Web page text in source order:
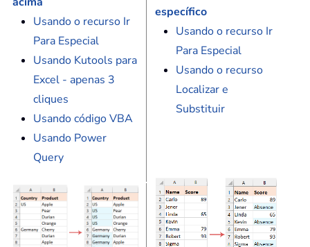
Usando o recurso Ir
Para Especial
Usando Kutools para
Excel - apenas 3
cliques
Usando código VBA
Usando Power
Query
específico
Usando o recurso Ir
Para Especial
Usando o recurso
Localizar e
Substituir